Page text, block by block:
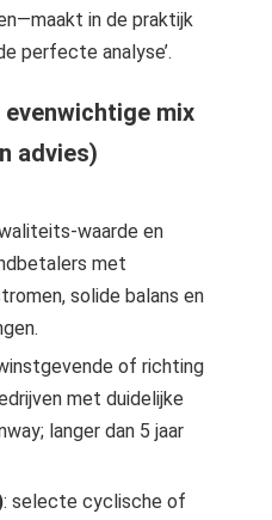
in de praktijk
perfecte analyse’.
mix
advies)
waarde en
met
solide balans en
of richting
met duidelijke
langer dan 5 jaar
: selecte cyclische of